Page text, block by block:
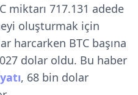
miktarı 717.131 adede
oluşturmak için
harcarken BTC başına
dolar oldu. Bu haber
, 68 bin dolar